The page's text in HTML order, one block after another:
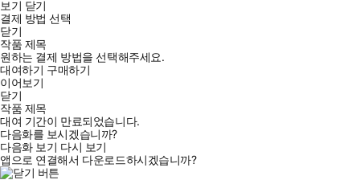
보기 닫기
결제 방법 선택
닫기
작품 제목
원하는 결제 방법을 선택해주세요.
대여하기 구매하기
이어보기
닫기
작품 제목
대여 기간이 만료되었습니다.
다음화를 보시겠습니까?
다음화 보기 다시 보기
앱으로 연결해서 다운로드하시겠습니까?